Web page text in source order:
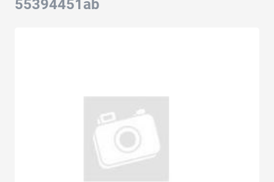
55394451ab